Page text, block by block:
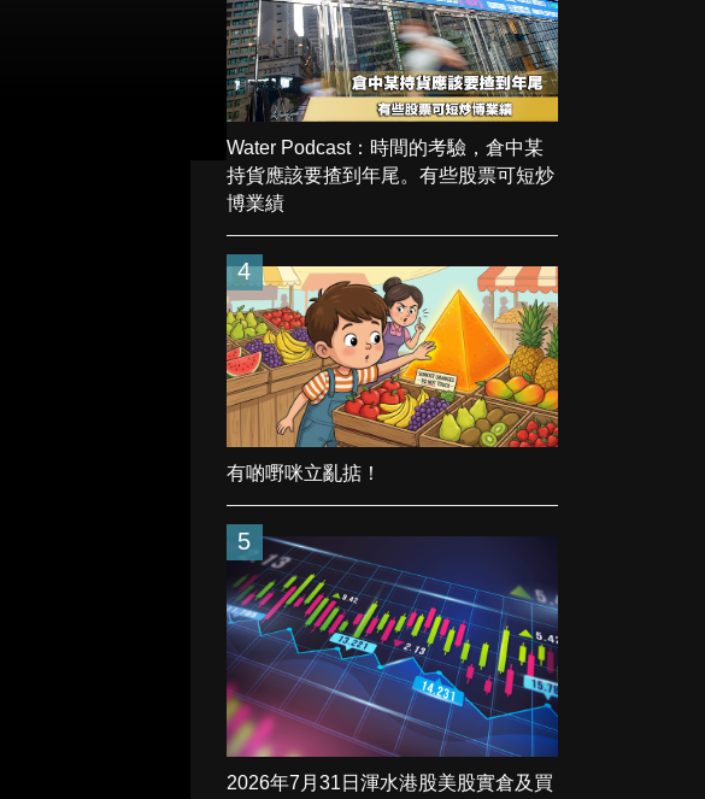
Water Podcast：時間的考驗，倉中某
持貨應該要揸到年尾。有些股票可短炒
博業績
4
有啲嘢咪立亂掂！
5
2026年7月31日渾水港股美股實倉及買